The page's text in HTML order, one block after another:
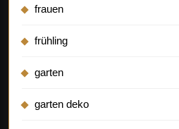
frauen
frühling
garten
garten deko